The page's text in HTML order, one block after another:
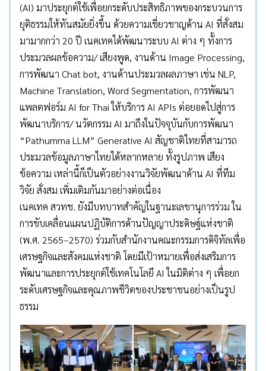
(AI) มาประยุกต์ใช้เพื่อยกระดับประสิทธิภาพของกระบวนการ
ยุติธรรมให้ทันสมัยยิ่งขึ้น ด้วยความเชี่ยวชาญด้าน AI ที่สั่งสม
มามากกว่า 20 ปี เนคเทคได้พัฒนาระบบ AI ต่าง ๆ ทั้งการ
ประมวลผลข้อความ/ เสียงพูด, งานด้าน Image Processing,
การพัฒนา Chat bot, งานด้านประมวลผลภาษา เช่น NLP,
Machine Translation, Word Segmentation, การพัฒนา
แพลตฟอร์ม AI for Thai ให้บริการ AI APIs ต่อยอดไปสู่การ
พัฒนาบริการ/ นวัตกรรม AI มาถึงในปัจจุบันกับการพัฒนา
“Pathumma LLM” Generative AI สัญชาติไทยที่สามารถ
ประมวลข้อมูลภาษาไทยได้หลากหลาย ทั้งรูปภาพ เสียง
ข้อความ เหล่านี้ก็เป็นตัวอย่างงานวิจัยพัฒนาด้าน AI ที่ทีม
วิจัย สั่งสม เพิ่มเติมกันมาอย่างต่อเนื่อง
เนคเทค สวทช. ยังมีบทบาทสำคัญในฐานะเลขานุการร่วม ใน
การขับเคลื่อนแผนปฏิบัติการด้านปัญญาประดิษฐ์แห่งชาติ
(พ.ศ. 2565–2570) ร่วมกับสำนักงานคณะกรรมการดิจิทัลเพื่อ
เศรษฐกิจและสังคมแห่งชาติ โดยมีเป้าหมายเพื่อส่งเสริมการ
พัฒนาและการประยุกต์ใช้เทคโนโลยี AI ในมิติต่าง ๆ เพื่อยก
ระดับเศรษฐกิจและคุณภาพชีวิตของประชาชนอย่างเป็นรูป
ธรรม